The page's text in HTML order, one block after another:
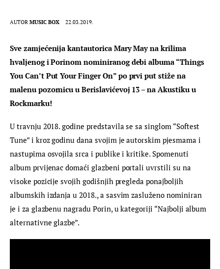
AUTOR MUSIC BOX 22.03.2019.
Sve zamjećenija kantautorica Mary May na krilima
hvaljenog i Porinom nominiranog debi albuma “Things
You Can’t Put Your Finger On” po prvi put stiže na
malenu pozornicu u Berislavićevoj 13 – na Akustiku u
Rockmarku!
U travnju 2018. godine predstavila se sa singlom “Softest
Tune” i kroz godinu dana svojim je autorskim pjesmama i
nastupima osvojila srca i publike i kritike. Spomenuti
album prvijenac domaći glazbeni portali uvrstili su na
visoke pozicije svojih godišnjih pregleda ponajboljih
albumskih izdanja u 2018., a sasvim zasluženo nominiran
je i za glazbenu nagradu Porin, u kategoriji “Najbolji album
alternativne glazbe”.